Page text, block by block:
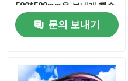
500*500mm을 보내게 했습
니다
문의 보내기